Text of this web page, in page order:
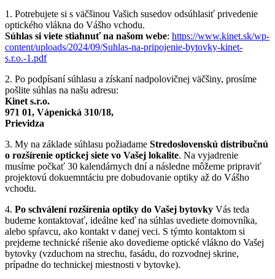
1. Potrebujete si s väčšinou Vašich susedov odsúhlasiť privedenie
optického vlákna do Vášho vchodu.
Súhlas si viete stiahnuť na našom webe: https://www.kinet.sk/wp-
content/uploads/2024/09/Suhlas-na-pripojenie-bytovky-kinet-
s.r.o.-1.pdf
2. Po podpísaní súhlasu a získaní nadpolovičnej väčšiny, prosíme
pošlite súhlas na našu adresu:
Kinet s.r.o.
971 01, Vápenická 310/18,
Prievidza
3. My na základe súhlasu požiadame Stredoslovenskú distribučnú
o rozšírenie optickej siete vo Vašej lokalite. Na vyjadrenie
musíme počkať 30 kalendárnych dní a následne môžeme pripraviť
projektovú dokuemntáciu pre dobudovanie optiky až do Vášho
vchodu.
4. Po schválení rozšírenia optiky do Vašej bytovky Vás teda
budeme kontaktovať, ideálne keď na súhlas uvediete domovníka,
alebo spŕavcu, ako kontakt v danej veci. S týmto kontaktom si
prejdeme technické rišenie ako dovedieme optické vlákno do Vašej
bytovky (vzduchom na strechu, fasádu, do rozvodnej skrine,
prípadne do technickej miestnosti v bytovke).